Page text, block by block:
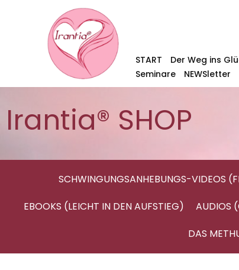
START Der Weg ins
Seminare
NEWSletter
Irantia® SHOP
SCHWINGUNGSANHEBUNGS-VIDEOS
EBOOKS (LEICHT IN DEN AUFSTIEG)
AUDIOS
DAS